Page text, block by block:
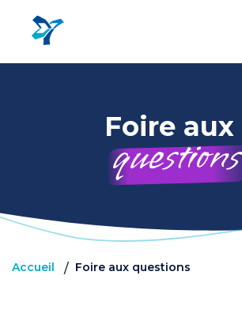
contenu
principal
Foire aux
questions
Accueil / Foire aux questions